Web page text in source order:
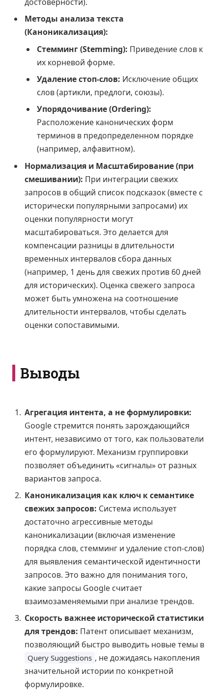
Методы анализа текста
(Каноникализация):
Стемминг (Stemming): Приведение слов к
их корневой форме.
Удаление стоп-слов: Исключение общих
слов (артикли, предлоги, союзы).
Упорядочивание (Ordering):
Расположение канонических форм
терминов в предопределенном порядке
(например, алфавитном).
Нормализация и Масштабирование (при
смешивании): При интеграции свежих
запросов в общий список подсказок (вместе с
исторически популярными запросами) их
оценки популярности могут
масштабироваться. Это делается для
компенсации разницы в длительности
временных интервалов сбора данных
(например, 1 день для свежих против 60 дней
для исторических). Оценка свежего запроса
может быть умножена на соотношение
длительности интервалов, чтобы сделать
оценки сопоставимыми.
Выводы
Агрегация интента, а не формулировки:
Google стремится понять зарождающийся
интент, независимо от того, как пользователи
его формулируют. Механизм группировки
позволяет объединить «сигналы» от разных
вариантов запроса.
Каноникализация как ключ к семантике
свежих запросов: Система использует
достаточно агрессивные методы
каноникализации (включая изменение
порядка слов, стемминг и удаление стоп-слов)
для выявления семантической идентичности
запросов. Это важно для понимания того,
какие запросы Google считает
взаимозаменяемыми при анализе трендов.
Скорость важнее исторической статистики
для трендов: Патент описывает механизм,
позволяющий быстро выводить новые темы в
Query Suggestions , не дожидаясь накопления
значительной истории по конкретной
формулировке.